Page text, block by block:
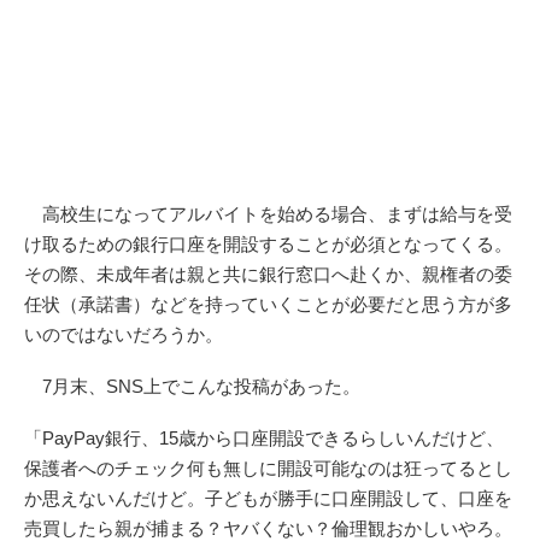
高校生になってアルバイトを始める場合、まずは給与を受
け取るための銀行口座を開設することが必須となってくる。
その際、未成年者は親と共に銀行窓口へ赴くか、親権者の委
任状（承諾書）などを持っていくことが必要だと思う方が多
いのではないだろうか。
7月末、SNS上でこんな投稿があった。
「PayPay銀行、15歳から口座開設できるらしいんだけど、
保護者へのチェック何も無しに開設可能なのは狂ってるとし
か思えないんだけど。子どもが勝手に口座開設して、口座を
売買したら親が捕まる？ヤバくない？倫理観おかしいやろ。